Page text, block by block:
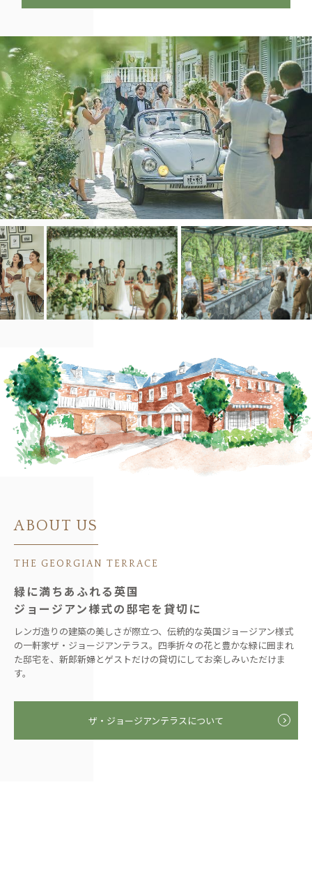
ABOUT US
THE GEORGIAN TERRACE
緑に満ちあふれる英国
ジョージアン様式の邸宅を貸切に
レンガ造りの建築の美しさが際立つ、伝統的な英国ジョージアン様式
の一軒家ザ・ジョージアンテラス。四季折々の花と豊かな緑に囲まれ
た邸宅を、新郎新婦とゲストだけの貸切にしてお楽しみいただけま
す。
ザ・ジョージアンテラスについて